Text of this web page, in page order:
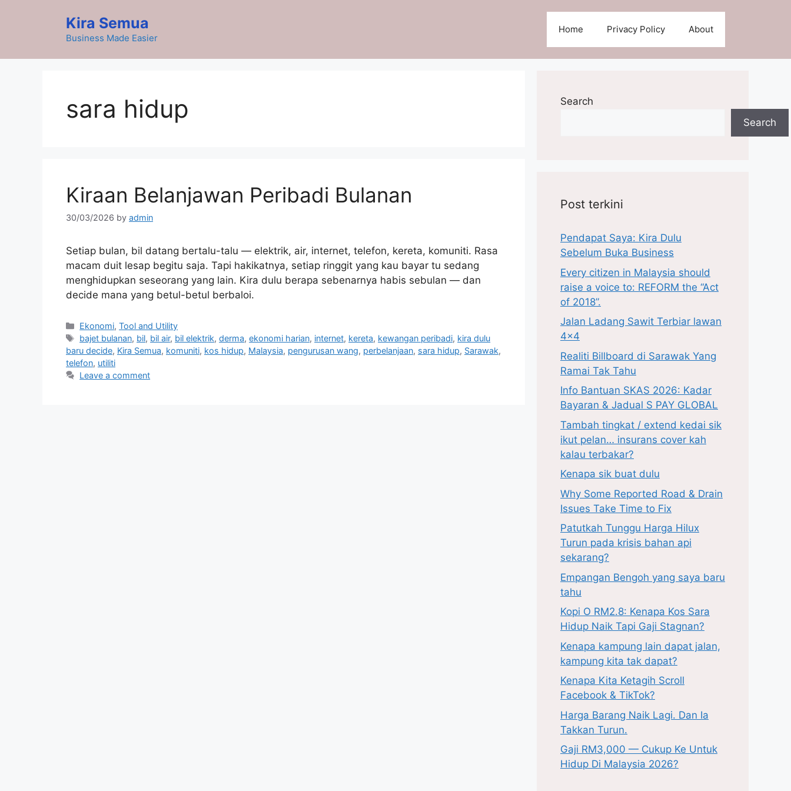
Kira Semua
Business Made Easier
Home Privacy Policy About
sara hidup
Kiraan Belanjawan Peribadi Bulanan
30/03/2026 by admin
Setiap bulan, bil datang bertalu-talu — elektrik, air, internet, telefon, kereta, komuniti. Rasa
macam duit lesap begitu saja. Tapi hakikatnya, setiap ringgit yang kau bayar tu sedang
menghidupkan seseorang yang lain. Kira dulu berapa sebenarnya habis sebulan — dan
decide mana yang betul-betul berbaloi.
Categories
Ekonomi,Tool and Utility
Tags
bajet bulanan, bil, bil air, bil elektrik,derma,ekonomi harian, internet, kereta, kewangan peribadi, kira dulu
baru decide, Kira Semua, komuniti, kos hidup, Malaysia, pengurusan wang, perbelanjaan, sara hidup, Sarawak,
telefon, utiliti
Leave a comment
Search
Search
Post terkini
Pendapat Saya: Kira Dulu
Sebelum Buka Business
Every citizen in Malaysia should
raise a voice to: REFORM the “Act
of 2018”.
Jalan Ladang Sawit Terbiar lawan
4×4
Realiti Billboard di Sarawak Yang
Ramai Tak Tahu
Info Bantuan SKAS 2026: Kadar
Bayaran & Jadual S PAY GLOBAL
Tambah tingkat / extend kedai sik
ikut pelan… insurans cover kah
kalau terbakar?
Kenapa sik buat dulu
Why Some Reported Road & Drain
Issues Take Time to Fix
Patutkah Tunggu Harga Hilux
Turun pada krisis bahan api
sekarang?
Empangan Bengoh yang saya baru
tahu
Kopi O RM2.8: Kenapa Kos Sara
Hidup Naik Tapi Gaji Stagnan?
Kenapa kampung lain dapat jalan,
kampung kita tak dapat?
Kenapa Kita Ketagih Scroll
Facebook & TikTok?
Harga Barang Naik Lagi. Dan Ia
Takkan Turun.
Gaji RM3,000 — Cukup Ke Untuk
Hidup Di Malaysia 2026?